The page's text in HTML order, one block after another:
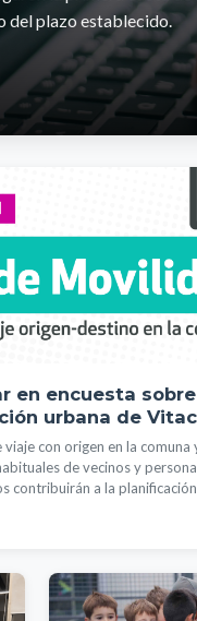
del plazo establecido.
en encuesta
urbana de
con origen en la comuna
de vecinos y
contribuirán a la